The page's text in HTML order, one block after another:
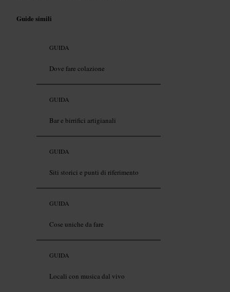
Guide simili
GUIDA
Dove fare colazione
GUIDA
Bar e birrifici artigianali
GUIDA
Siti storici e punti di riferimento
GUIDA
Cose uniche da fare
GUIDA
Locali con musica dal vivo